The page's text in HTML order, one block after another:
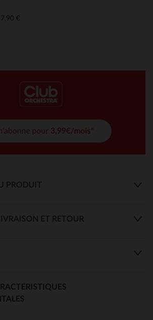
7,90 €
pour 3,99€/mois*
PRODUIT
ET RETOUR